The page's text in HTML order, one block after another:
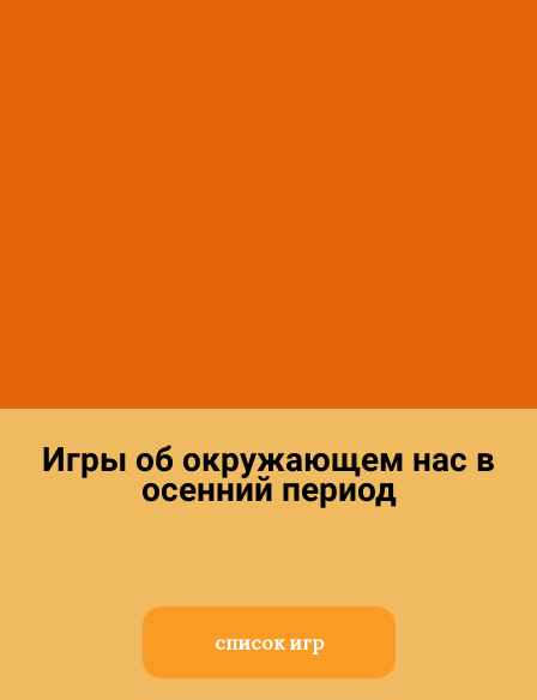
Игры об окружающем нас в
осенний период
список игр